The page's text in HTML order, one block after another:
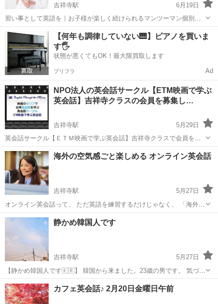
吉祥寺駅
6月19日
習い事として英語を｜お子様が楽しく続けられるマンツーマン個別レ
ッスン・初心者OK・無料体験あり お子様に英語を習わせたいけれ
ど、いきなり難しい勉強のようになると続くか不安。 英語に苦手意識
を持つ前に、楽しく慣れてほし...
東京 武蔵野市 吉祥寺駅 英会話 レッスン
【何年も調律していない🎹】ピアノを買いま
す🖐️
状態が悪くてもOK！最大限買取します
プリフラ Ad
NPO法人の英会話サークル【ETM映画で学ぶ
英会話】吉祥寺クラスの会員を募集し…
吉祥寺駅
5月29日
英会話サークル【ＥＴＭ映画で学ぶ英会話】吉祥寺クラスで会員を募
集しています。 曜日：毎週木曜 ①9:15～10:35 ②10:40～
12:00 会場：武蔵野商工会議所（駅より徒歩約5分）...
東京 武蔵野市 吉祥寺駅 英会話
海外の空気感ごと楽しめる オンライン英会話
吉祥寺駅
5月27日
オンライン英会話って、 ただ英語を練習するだけじゃなく、 「海外の
日常をちょっと覗ける時間」 みたいな感じだったりします。 このレッ
スンでは、 ネイティブ講師や海外在住講師と、 実際の生活の話をしな
東京 千代田区 吉祥寺駅 英会話
静かめ韓国人です
吉祥寺駅
5月27日
【静かめ韓国人です🇰🇷】 韓国から来ました。23歳の男です。 気づい
たら日本にいました。 韓国語の会話練習や、 韓ドラでよく出る表現、
発音など教えられます👌 韓国語について気になることや、 よく分から
ない部...
東京 武蔵野市 吉祥寺駅 その他 韓国人
カフェ英会話♪ 2月20日金曜日午前